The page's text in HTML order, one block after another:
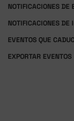
NOTIFICACIONES DE
NOTIFICACIONES DE
EVENTOS QUE
EXPORTAR EVENTOS